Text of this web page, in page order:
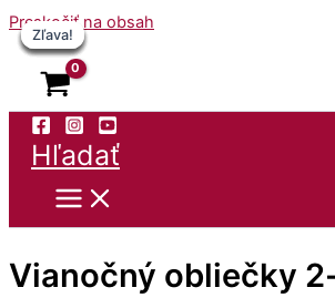
Preskočiť na obsah
Hľadať
Vianočný obliečky
Zľava!
Zľava!
Zľava!
Zľava!
Zľava!
Zľava!
Zľava!